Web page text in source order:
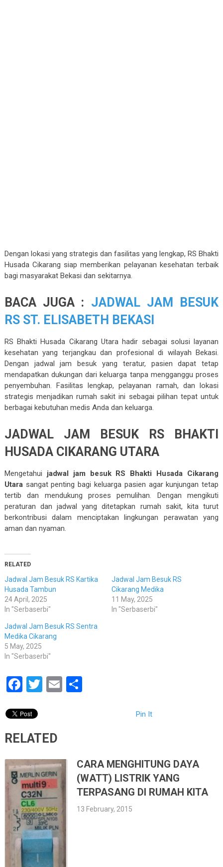
Dengan lokasi yang strategis dan fasilitas yang lengkap, RS Bhakti
Husada Cikarang siap memberikan pelayanan kesehatan terbaik
bagi masyarakat Bekasi dan sekitarnya.
BACA JUGA : JADWAL JAM BESUK
RS ST. ELISABETH BEKASI
RS Bhakti Husada Cikarang Utara hadir sebagai solusi layanan
kesehatan yang terjangkau dan profesional di wilayah Bekasi.
Dengan jadwal jam besuk yang teratur, pasien dapat tetap
mendapatkan dukungan dari keluarga tanpa mengganggu proses
penyembuhan. Fasilitas lengkap, pelayanan ramah, dan lokasi
strategis menjadikan rumah sakit ini sebagai pilihan tepat untuk
berbagai kebutuhan medis Anda dan keluarga.
JADWAL JAM BESUK RS BHAKTI
HUSADA CIKARANG UTARA
Mengetahui jadwal jam besuk RS Bhakti Husada Cikarang
Utarasangat penting bagi keluarga pasien agar kunjungan tetap
tertib dan mendukung proses pemulihan. Dengan mengikuti
peraturan dan jadwal yang ditetapkan rumah sakit, kita turut
berkontribusi dalam menciptakan lingkungan perawatan yang
aman dan nyaman.
RELATED
Jadwal Jam Besuk RS Kartika
Husada Tambun
24 April, 2025
In "Serbaserbi"
Jadwal Jam Besuk RS
Cikarang Medika
11 May, 2025
In "Serbaserbi"
Jadwal Jam Besuk RS Sentra
Medika Cikarang
5 May, 2025
In "Serbaserbi"
Facebook
Twitter
EmailShare
Pin It
RELATED
CARA MENGHITUNG DAYA
(WATT) LISTRIK YANG
TERPASANG DI RUMAH KITA
13 February, 2015